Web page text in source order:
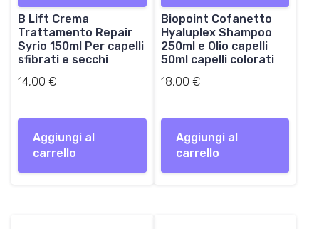
B Lift Crema
Trattamento Repair
Syrio 150ml Per capelli
sfibrati e secchi
14,00 €
Aggiungi al
carrello
Biopoint Cofanetto
Hyaluplex Shampoo
250ml e Olio capelli
50ml capelli colorati
18,00 €
Aggiungi al
carrello